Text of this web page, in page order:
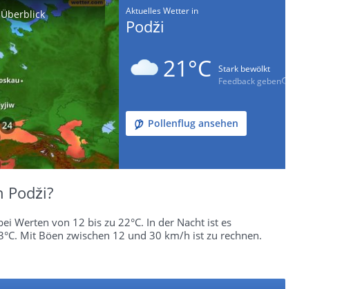
Aktuelles Wetter in
Podži
21°C
Stark bewölkt
Feedback geben
Pollenflug ansehen
Werten von 12 bis zu 22°C. In der Nacht ist es
Mit Böen zwischen 12 und 30 km/h ist zu rechnen.